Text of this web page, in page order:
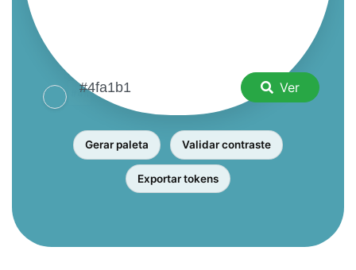
Ver
Gerar paleta Validar contraste
Exportar tokens